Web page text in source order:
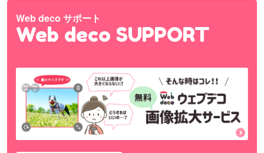
Web deco サポート
Web deco SUPPORT